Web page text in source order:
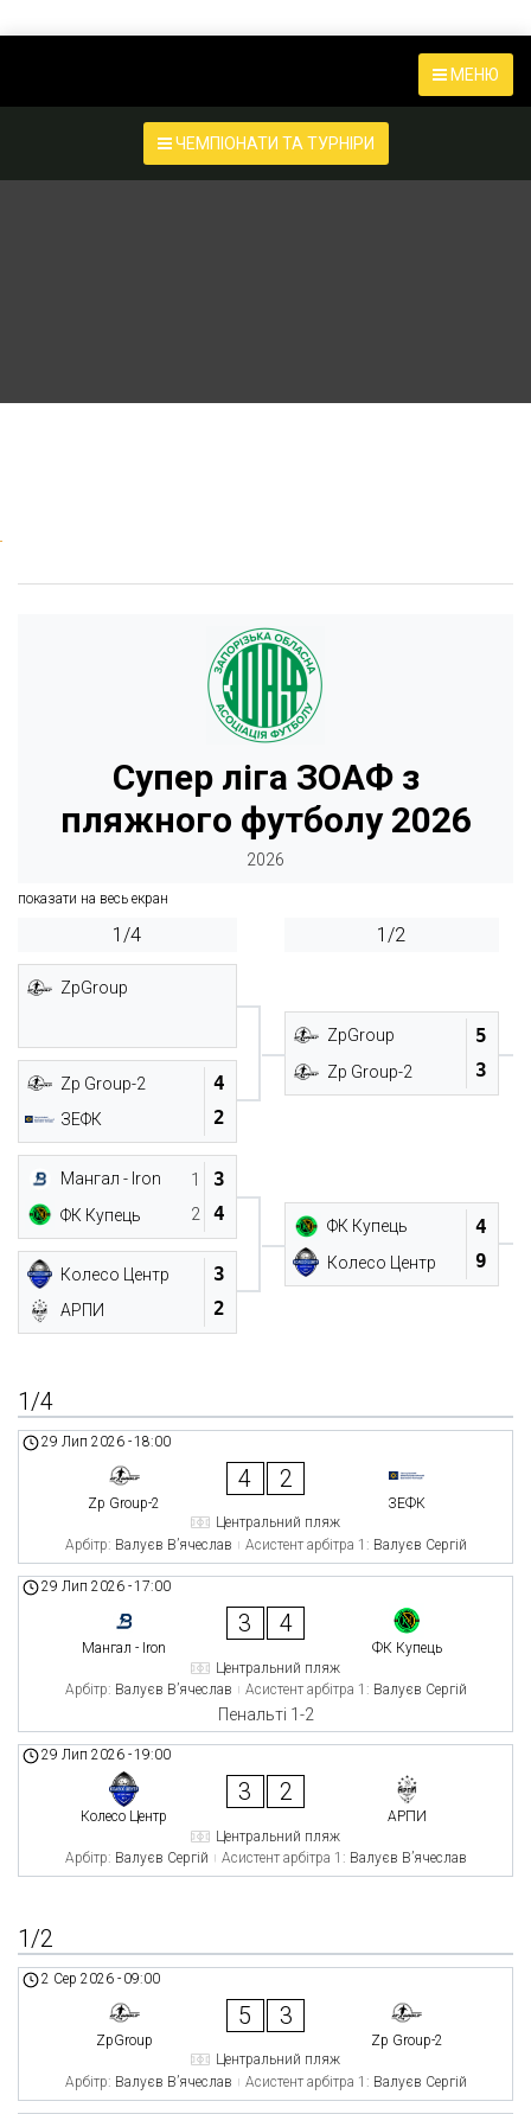
МЕНЮ
ЧЕМПІОНАТИ ТА ТУРНІРИ
Супер ліга ЗОАФ з
пляжного футболу 2026
2026
показати на весь екран
1/4
ZpGroup
Zp Group-2
ЗЕФК
4
2
Мангал - Iron
ФК Купець
1
2
3
4
Колесо Центр
АРПИ
3
2
1/2
ZpGroup
Zp Group-2
5
3
ФК Купець
Колесо Центр
4
9
1/4
29 Лип 2026 -18:00
Zp Group-2
4 2
ЗЕФК
Центральний пляж
Арбітр: Валуєв В’ячеслав Асистент арбітра 1: Валуєв Сергій
29 Лип 2026 -17:00
Мангал - Iron
3 4
ФК Купець
Центральний пляж
Арбітр: Валуєв В’ячеслав Асистент арбітра 1: Валуєв Сергій
Пенальті 1-2
29 Лип 2026 -19:00
Колесо Центр
3 2
АРПИ
Центральний пляж
Арбітр: Валуєв Сергій Асистент арбітра 1: Валуєв В’ячеслав
1/2
2 Сер 2026 - 09:00
ZpGroup
5 3
Zp Group-2
Центральний пляж
Арбітр: Валуєв В’ячеслав Асистент арбітра 1: Валуєв Сергій